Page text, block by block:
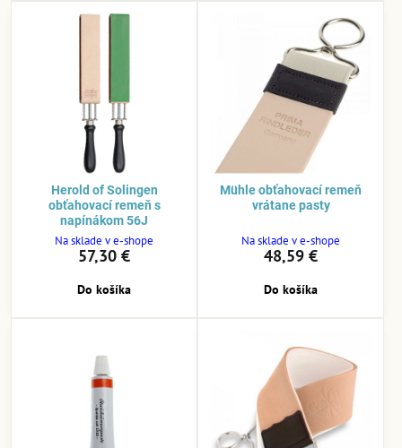
Herold of Solingen
obťahovací remeň s
napínákom 56J
Na sklade v e-shope
57,30 €
Do košíka
Mühle obťahovací remeň
vrátane pasty
Na sklade v e-shope
48,59 €
Do košíka